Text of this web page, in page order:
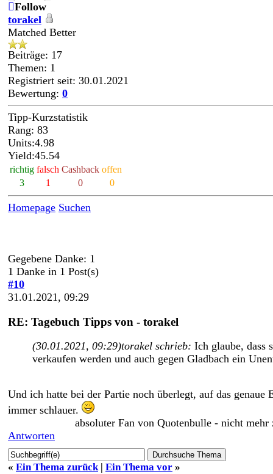
Follow
torakel
Matched Better
Beiträge: 17
Themen: 1
Registriert seit: 30.01.2021
Bewertung: 0
Tipp-Kurzstatistik
Rang: 83
Units:4.98
Yield:45.54
richtig falsch Cashback offen
3
1 0 0
Homepage Suchen
Gegebene Danke: 1
1 Danke in 1 Post(s)
#10
31.01.2021, 09:29
RE: Tagebuch Tipps von - torakel
(30.01.2021, 09:29)torakel schrieb: Ich glaube, dass
verkaufen werden und auch gegen Gladbach ein
Und ich hatte bei der Partie noch überlegt, auf das
immer schlauer.
absoluter Fan von Quotenbulle - nicht
Antworten
« Ein Thema zurück| Ein Thema vor »